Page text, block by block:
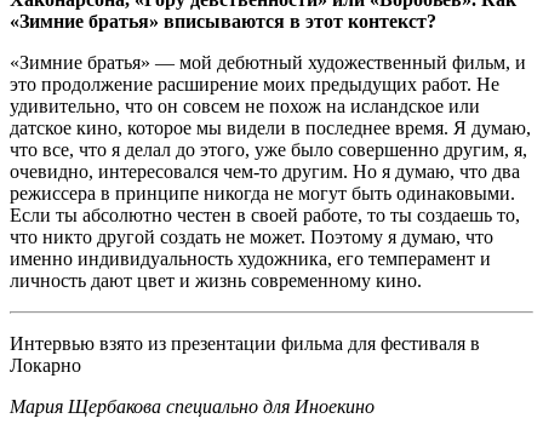
«Зимние братья» вписываются в этот контекст?
«Зимние братья» — мой дебютный художественный фильм, и
это продолжение расширение моих предыдущих работ. Не
удивительно, что он совсем не похож на исландское или
датское кино, которое мы видели в последнее время. Я думаю,
что все, что я делал до этого, уже было совершенно другим, я,
очевидно, интересовался чем-то другим. Но я думаю, что два
режиссера в принципе никогда не могут быть одинаковыми.
Если ты абсолютно честен в своей работе, то ты создаешь то,
что никто другой создать не может. Поэтому я думаю, что
именно индивидуальность художника, его темперамент и
личность дают цвет и жизнь современному кино.
Интервью взято из презентации фильма для фестиваля в
Локарно
Мария Щербакова специально для Иноекино